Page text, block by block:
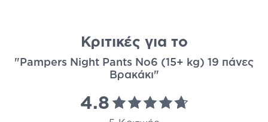
Κριτικές για το
"Pampers Night Pants Νο6 (15+ kg) 19 πάνες
Βρακάκι"
4.8